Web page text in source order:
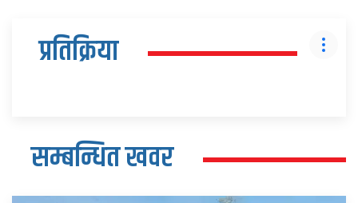
प्रतिक्रिया
सम्बन्धित खवर